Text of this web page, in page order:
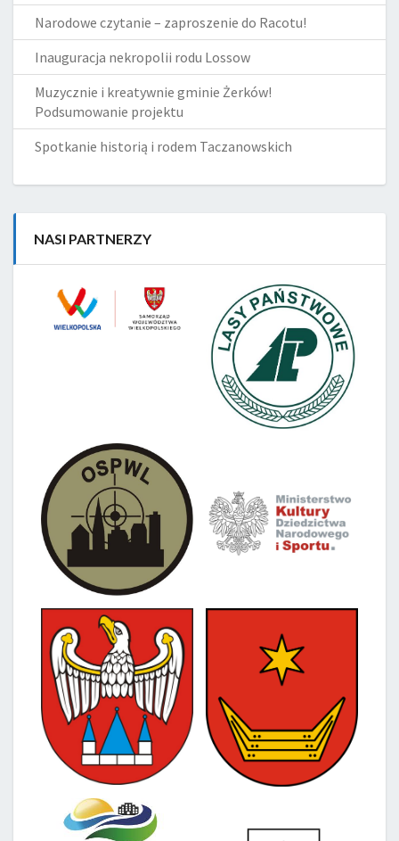
Narodowe czytanie – zaproszenie do Racotu!
Inauguracja nekropolii rodu Lossow
Muzycznie i kreatywnie gminie Żerków!
Podsumowanie projektu
Spotkanie historią i rodem Taczanowskich
NASI PARTNERZY